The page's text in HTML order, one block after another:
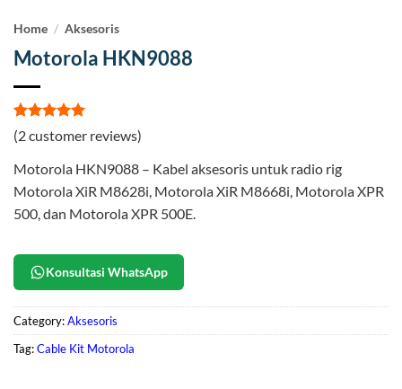
Home / Aksesoris
Motorola HKN9088
Rated5
out of 5
2
customer
ratings
(2customer reviews)
Motorola HKN9088 – Kabel aksesoris untuk radio rig
Motorola XiR M8628i, Motorola XiR M8668i, Motorola XPR
500, dan Motorola XPR 500E.
Konsultasi WhatsApp
Category:Aksesoris
Tag:Cable Kit Motorola